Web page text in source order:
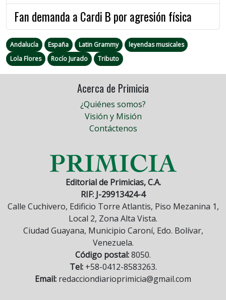
Fan demanda a Cardi B por agresión física
Andalucía España Latin Grammy
leyendas musicales
Lola Flores
Rocío Jurado Tributo
Acerca de Primicia
¿Quiénes somos?
Visión y Misión
Contáctenos
Editorial de Primicias, C.A.
RIF: J-29913424-4
Calle Cuchivero, Edificio Torre Atlantis, Piso Mezanina 1,
Local 2, Zona Alta Vista.
Ciudad Guayana, Municipio Caroní, Edo. Bolívar,
Venezuela.
Código postal:8050.
Tel:+58-0412-8583263.
Email: redacciondiarioprimicia@gmail.com